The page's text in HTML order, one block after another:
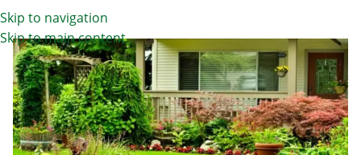
Skip to navigation
Skip to main content